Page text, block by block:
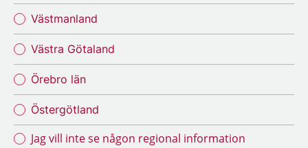
Västmanland
Västra Götaland
Örebro län
Östergötland
Jag vill inte se någon regional information